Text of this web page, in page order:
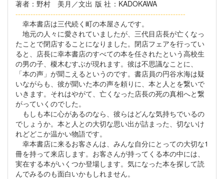
著者 ：野村 美月／文出版社 ：KADOKAWA
--------------------------------------------------------------------
幸本書店は三代続く町の本屋さんです。
地元の人々に愛されていましたが、三代目店長が亡くなっ
たことで閉店することになりました。閉店フェアを行ってい
ると、店長に幸本書店のすべての本を任されたという高校生
の男の子、榎木むすぶが現れます。彼は不思議なことに、
「本の声」が聞こえるというのです。書店員の円谷水海は疑
いながらも、彼が聞いた本の声を頼りに、本と人とを繋いで
いきます。それはやがて、亡くなった店長の死の真相へと繋
がっていくのでした。
もしも本に心があるのなら、彼らはどんな気持ちでいるの
でしょうか。本と人との大切な思い出が詰まった、切ないけ
れどどこか温かい物語です。
幸本書店に来るお客さんは、みんな自分にとっての大切な1
冊を持って来店します。お客さんが持ってくる本の中には、
実在する本がいくつか登場します。気になった本を探して読
んでみるのも面白いかもしれません。